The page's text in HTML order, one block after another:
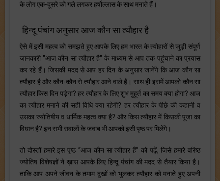
के लोग एक-दूसरे को गले लगकर हर्षोल्लास के साथ मनाते हैं।
हिन्दू पंचांग अनुसार आज कौन सा त्यौहार है
ऐसे में इसी महत्व को समझते हुए आपके लिए हम भारत के त्योहारों से जुड़ी संपूर्ण
जानकारी "आज कौन सा त्यौहार है" के माध्यम से आप तक पहुंचाने का प्रयास
कर रहे हैं। जिसकी मदद से आप हर दिन के अनुसार जानेंगे कि आज कौन सा
त्यौहार है और कौन-कौन से त्यौहार आने वाले हैं। साथ ही इसमें आपको कौन सा
त्यौहार किस दिन पड़ेगा? हर त्यौहार के लिए शुभ मुहूर्त का समय क्या होगा? आज
का त्यौहार मनाने की सही विधि क्या रहेगी? हर त्यौहार के पीछे की कहानी व
उसका ज्योतिषीय व धार्मिक महत्व क्या है? और किस त्यौहार में किसकी पूजा का
विधान है? इन सभी सवालों के जवाब भी आपको इसी पृष्ठ पर मिलेंगे।
तो दोस्तों हमारे इस पृष्ठ “आज कौन सा त्यौहार हैं” को पढ़ें, जिसे हमारे वरिष्ठ
ज्योतिष विशेषज्ञों ने ख़ास आपके लिए हिन्दू पंचांग की मदद से तैयार किया है।
ताकि आप अपने जीवन के तमाम दुखों को भुलकर त्यौहार को मनाते हुए अपनी